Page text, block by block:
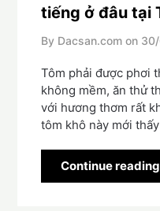
tiếng ở đâu tại
By Dacsan.com on
Tôm phải được phơi
không mềm, ăn thử
với hương thơm rất
tôm khô này mới
Continue reading